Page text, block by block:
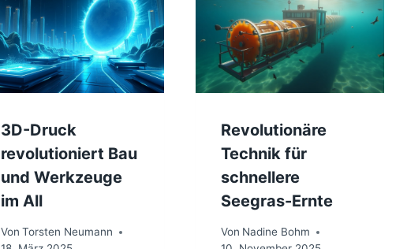
3D-Druck
revolutioniert Bau
und Werkzeuge
im All
Von Torsten Neumann
Revolutionäre
Technik für
schnellere
Seegras-Ernte
Von Nadine Bohm